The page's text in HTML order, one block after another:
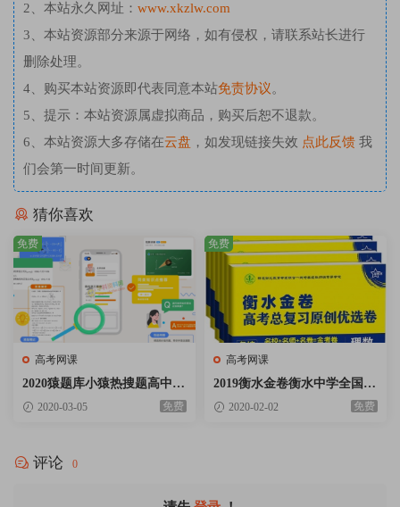
2、本站永久网址： www.xkzlw.com
3、本站资源部分来源于网络，如有侵权，请联系站长进行
删除处理。
4、购买本站资源即代表同意本站免责协议。
5、提示：本站资源属虚拟商品，购买后恕不退款。
6、本站资源大多存储在云盘 ，如发现链接失效 点此反馈 我
们会第一时间更新。
猜你喜欢
高考网课
2020猿题库小猿热搜题高中语
文数学英语物理化学生物含答
2020-03-05 免费
免费
高考网课
2019衡水金卷衡水中学全国高
三联考模拟押题冲刺卷附答案
2020-02-02 免费
免费
评论 0